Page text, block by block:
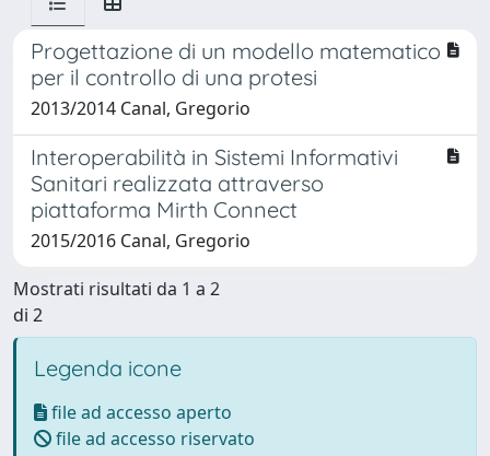
Progettazione di un modello matematico
per il controllo di una protesi
2013/2014 Canal, Gregorio
Interoperabilità in Sistemi Informativi
Sanitari realizzata attraverso
piattaforma Mirth Connect
2015/2016 Canal, Gregorio
Mostrati risultati da 1 a 2
di 2
Legenda icone
file ad accesso aperto
file ad accesso riservato